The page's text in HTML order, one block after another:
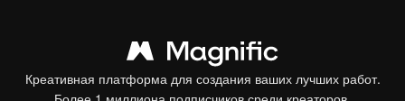
Креативная платформа для создания ваших лучших работ.